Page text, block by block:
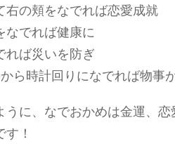
右の頬をなでれば恋愛成就
なでれば健康に
れば災いを防ぎ
ら時計回りになでれば物事
うに、なでおかめは金運、
す！